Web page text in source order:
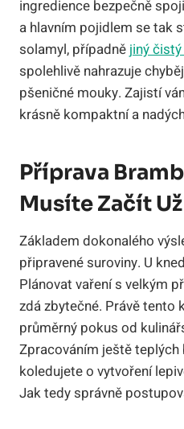
ingredience bezpečně
a hlavním pojidlem se tak
solamyl, případně jiný
spolehlivě nahrazuje
pšeničné mouky. Zajistí
krásně kompaktní a
Příprava
Musíte Začít
Základem dokonalého
připravené suroviny. U
Plánovat vaření s velkým
zdá zbytečné. Právě tento
průměrný pokus od
Zpracováním ještě
koledujete o vytvoření
Jak tedy správně